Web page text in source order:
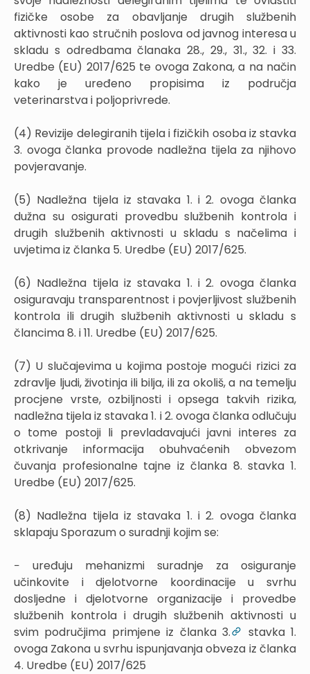
fizičke osobe za obavljanje drugih službenih
aktivnosti kao stručnih poslova od javnog interesa u
skladu s odredbama članaka 28., 29., 31., 32. i 33.
Uredbe (EU) 2017/625 te ovoga Zakona, a na način
kako je uređeno propisima iz područja
veterinarstva i poljoprivrede.
(4) Revizije delegiranih tijela i fizičkih osoba iz stavka
3. ovoga članka provode nadležna tijela za njihovo
povjeravanje.
(5) Nadležna tijela iz stavaka 1. i 2. ovoga članka
dužna su osigurati provedbu službenih kontrola i
drugih službenih aktivnosti u skladu s načelima i
uvjetima iz članka 5. Uredbe (EU) 2017/625.
(6) Nadležna tijela iz stavaka 1. i 2. ovoga članka
osiguravaju transparentnost i povjerljivost službenih
kontrola ili drugih službenih aktivnosti u skladu s
člancima 8. i 11. Uredbe (EU) 2017/625.
(7) U slučajevima u kojima postoje mogući rizici za
zdravlje ljudi, životinja ili bilja, ili za okoliš, a na temelju
procjene vrste, ozbiljnosti i opsega takvih rizika,
nadležna tijela iz stavaka 1. i 2. ovoga članka odlučuju
o tome postoji li prevladavajući javni interes za
otkrivanje informacija obuhvaćenih obvezom
čuvanja profesionalne tajne iz članka 8. stavka 1.
Uredbe (EU) 2017/625.
(8) Nadležna tijela iz stavaka 1. i 2. ovoga članka
sklapaju Sporazum o suradnji kojim se:
− uređuju mehanizmi suradnje za osiguranje
učinkovite i djelotvorne koordinacije u svrhu
dosljedne i djelotvorne organizacije i provedbe
službenih kontrola i drugih službenih aktivnosti u
svim područjima primjene iz članka 3.
stavka 1.
ovoga Zakona u svrhu ispunjavanja obveza iz članka
4. Uredbe (EU) 2017/625